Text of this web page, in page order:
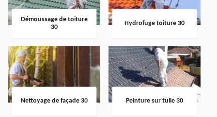
Démoussage de toiture
30
Hydrofuge toiture 30
Nettoyage de façade 30 Peinture sur tuile 30